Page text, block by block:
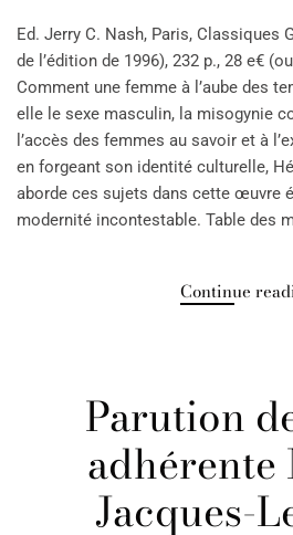
Ed. Jerry C. Nash, Paris, Classiques
de l’édition de 1996), 232 p., 28 e€
Comment une femme à l’aube des
elle le sexe masculin, la misogynie
l’accès des femmes au savoir et à
en forgeant son identité culturelle,
aborde ces sujets dans cette œuvre
modernité incontestable. Table des
Continue
Parution
adhérente
Jacques-